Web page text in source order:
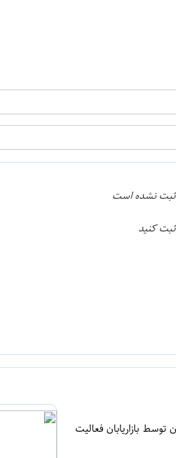
ثبت نشده است
ثبت کنید
بازاریابان فعالیت